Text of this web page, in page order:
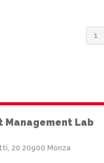
1
Management Lab
20 20900 Monza